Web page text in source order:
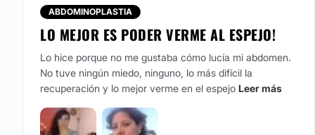
Ubicación
Ciudad de México.
Posibilidad de videoconsulta:
No
ABDOMINOPLASTIA
LO MEJOR ES PODER VERME AL ESPEJO!
Lo hice porque no me gustaba cómo lucía mi abdomen.
No tuve ningún miedo, ninguno, lo más difícil la
recuperación y lo mejor verme en el espejo Leer más